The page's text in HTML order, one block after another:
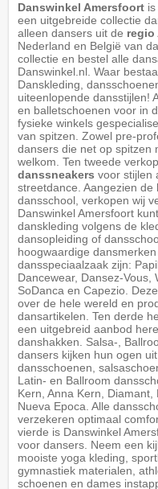
Danswinkel Amersfoortis
een uitgebreide collectie
alleen dansers uit de regio
Nederland en België van
collectie en bestel alle
Danswinkel.nl. Waar
Danskleding,
uiteenlopende dansstijlen!
en balletschoenen voor in
fysieke winkels
van spitzen. Zowel pre-
dansers die net op spitzen
welkom. Ten tweede
danssneakers voor stijlen
streetdance. Aangezien
dansschool, verkopen wij
Danswinkel Amersfoort
danskleding volgens de
dansopleiding of
hoogwaardige
dansspeciaalzaak zijn:
Dancewear, Dansez-Vous,
SoDanca en Capezio.
over de hele wereld en
dansartikelen. Ten derde
een uitgebreid aanbod
danshakken. Salsa-,
dansers kijken hun ogen
dansschoenen,
Latin- en Ballroom
Kern, Anna Kern,
Nueva Epoca. Alle
verzekeren optimaal
vierde is Danswinkel
voor dansers. Neem een
mooiste yoga kleding,
gymnastiek materialen,
schoenen en dames